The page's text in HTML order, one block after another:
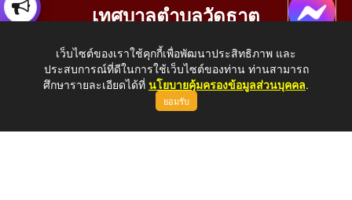
เทศบาลตำบลวัดธาตุ
อ.เมือง จ.หนองคาย 43000
โทรศัพท์: 042-414758 โทรสาร: 042-414759
E-Mail: saraban_05430110@dla.go.th
เว็บไซต์ของเราใช้คุกกี้เพื่อพัฒนาประสิทธิภาพ และ
ประสบการณ์ที่ดีในการใช้เว็บไซต์ของท่าน ท่านสามารถ
ศึกษารายละเอียดได้ที่ นโยบายคุ้มครองข้อมูลส่วนบุคคล.
ยอมรับ